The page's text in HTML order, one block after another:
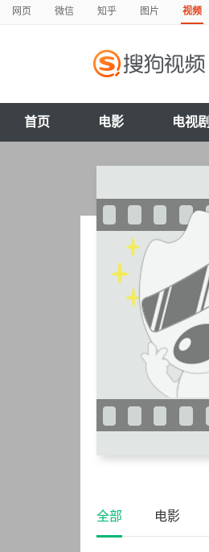
网页 微信 知乎 图片 视频
首页 电影 电视剧
全部 电影